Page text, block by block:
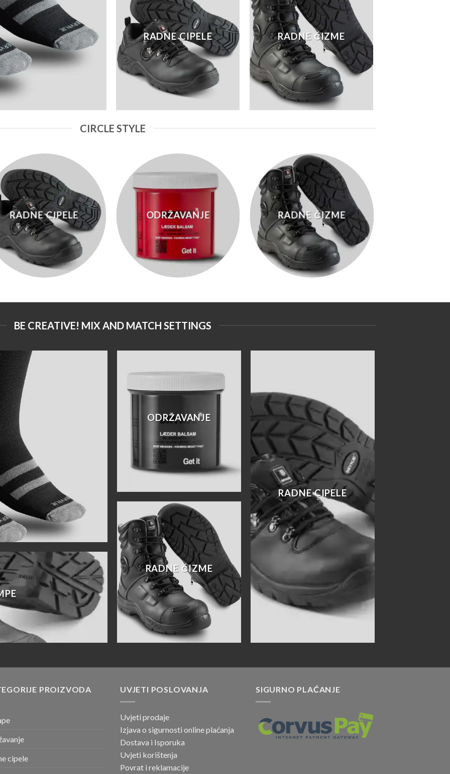
RADNE CIPELE RADNE ČIZME
CIRCLE STYLE
RADNE CIPELE ODRŽAVANJE RADNE ČIZME
BE CREATIVE! MIX AND MATCH SETTINGS
ODRŽAVANJE
RADNE CIPELE
RADNE ČIZME
PROIZVODA
cipele
UVJETI POSLOVANJA
Uvjeti prodaje
Izjava o sigurnosti onlineplaćanja
Dostava i Isporuka
Uvjeti korištenja
Povrat i reklamacije
SIGURNO PLAĆANJE